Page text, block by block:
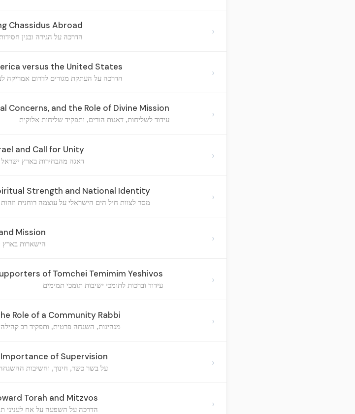
Chassidus Abroad
הדרכה על הגירה ובנין ›
versus the United States
הדרכה על העתקת מגורים לדרום אמריקה ›
Concerns, and the Role of Divine Mission
עידוד לשליחות, דאגות הורים, ותפקיד שליחות אלוקית ›
and Call for Unity
דאגה מהבחירות בארץ ישראל ›
Strength and National Identity
מסר לצוות חיל הים הישראלי על עוצמה רוחנית ›
Mission
הישארות בארץ ›
of Tomchei Temimim Yeshivos
עידוד וברכות לתומכי ישיבות תומכי תמימים ›
Role of a Community Rabbi
מנהיגות, השגחה פרטית, ותפקיד רב קהילה ›
of Supervision
על בשר כשר, חינוך, וחשיבות ›
Torah and Mitzvos
הדרכה על השפעה על אח לעניני ›